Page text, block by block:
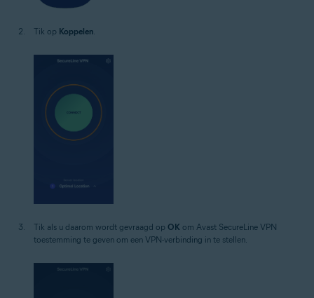
Tik op Koppelen.
Tik als u daarom wordt gevraagd op OK om Avast SecureLine VPN
toestemming te geven om een VPN-verbinding in te stellen.